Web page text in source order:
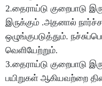
2.தைராய்டு குறைபாடு
இருக்கும் .அதனால்
ஒழுங்குபடுத்தும்.
வெளியேற்றும்.
3.தைராய்டு குறைபாடு
பயிறுகள் ஆகியவற்றை